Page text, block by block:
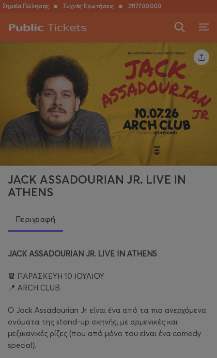
Σημεία Πώλησης ● Συχνές Ερωτήσεις ● 2117700000
JACK ASSADOURIAN JR. LIVE IN
ATHENS
Περιγραφή
JACK ASSADOURIAN JR. LIVE IN ATHENS
📆 ΠΑΡΑΣΚΕΥΗ 10 ΙΟΥΛΙΟΥ
📍 ARCH CLUB
Ο Jack Assadourian Jr. είναι ένα από τα πιο ανερχόμενα
ονόματα της stand-up σκηνής, με αρμενικές και
μεξικανικές ρίζες (που από μόνο του είναι ένα comedy
special).